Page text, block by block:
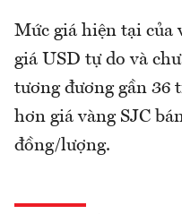
Mức giá hiện tại của
giá USD tự do và
tương đương gần 36
hơn giá vàng SJC
đồng/lượng.